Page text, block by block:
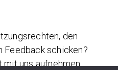
den
Feedback schicken?
mit uns aufnehmen.